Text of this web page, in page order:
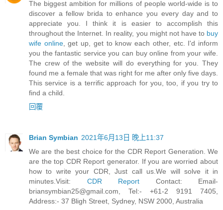
The biggest ambition for millions of people world-wide is to
discover a fellow brida to enhance you every day and to
appreciate you. I think it is easier to accomplish this
throughout the Internet. In reality, you might not have to buy
wife online, get up, get to know each other, etc. I'd inform
you the fantastic service you can buy online from your wife.
The crew of the website will do everything for you. They
found me a female that was right for me after only five days.
This service is a terrific approach for you, too, if you try to
find a child.
回覆
Brian Symbian 2021年6月13日 晚上11:37
We are the best choice for the CDR Report Generation. We
are the top CDR Report generator. If you are worried about
how to write your CDR, Just call us.We will solve it in
minutes.Visit: CDR Report Contact: Email-
briansymbian25@gmail.com , Tel:- +61-2 9191 7405,
Address:- 37 Bligh Street, Sydney, NSW 2000, Australia